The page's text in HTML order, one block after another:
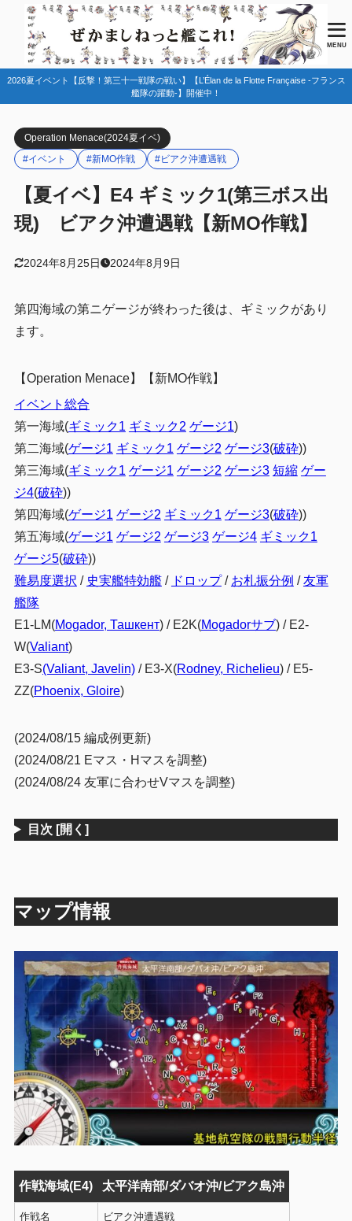
MENU
2026夏イベント【反撃！第三十一戦隊の戦い】【L’Élan de la Flotte Française -フランス
艦隊の躍動-】開催中！
Operation Menace(2024夏イベ)
#イベント
#新MO作戦 #ビアク沖遭遇戦
【夏イベ】E4 ギミック1(第三ボス出
現) ビアク沖遭遇戦【新MO作戦】
2024年8月25日 2024年8月9日
第四海域の第ニゲージが終わった後は、ギミックがあり
ます。
【Operation Menace】【新MO作戦】
イベント総合
第一海域(ギミック1 ギミック2 ゲージ1)
第二海域(ゲージ1 ギミック1 ゲージ2 ゲージ3(破砕))
第三海域(ギミック1 ゲージ1 ゲージ2 ゲージ3 短縮 ゲー
ジ4(破砕))
第四海域(ゲージ1 ゲージ2 ギミック1 ゲージ3(破砕))
第五海域(ゲージ1 ゲージ2 ゲージ3 ゲージ4 ギミック1
ゲージ5(破砕))
難易度選択 / 史実艦特効艦/ ドロップ/ お札振分例 /友軍
艦隊
E1-LM(Mogador, Ташкент) / E2K(Mogadorサブ) / E2-
W(Valiant)
E3-S(Valiant, Javelin)/ E3-X(Rodney, Richelieu) / E5-
ZZ(Phoenix, Gloire)
(2024/08/15 編成例更新)
(2024/08/21 Eマス・Hマスを調整)
(2024/08/24 友軍に合わせVマスを調整)
目次 [開く]
マップ情報
作戦海域(E4) 太平洋南部/ダバオ沖/ビアク島沖
作戦名 ビアク沖遭遇戦
目次
1
1.4 海域攻略手順
2 編成例【渾作戦部隊】
2.1 Eマス・Hマス
3 編成例【渾作戦増援】
3.1.1 第一艦隊
3.1.2
3.1.3 基地航空隊
4.1 Eマス・Hマス
4.1.1 基地航空隊
4.2 Vマス
4.2.1 第一艦隊
4.2.3 基地航空隊